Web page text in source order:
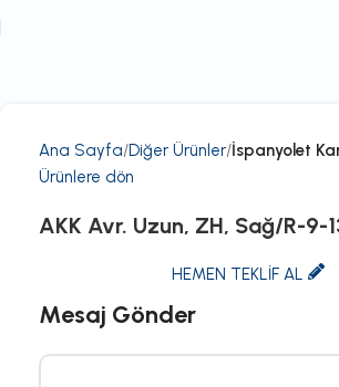
Ana Sayfa Diğer Ürünler İspanyolet
Ürünlere dön
AKK Avr. Uzun, ZH, Sağ/R-9-
HEMEN TEKLİF AL
Mesaj Gönder